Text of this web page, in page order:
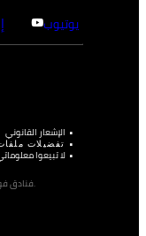
يوتيوب
الإشعار القانوني
تفضيلات
لا تبيعوا
©فنادق فورسيزونز المحدودة 1997 - 2026. جميع الحقوق محفوظة.